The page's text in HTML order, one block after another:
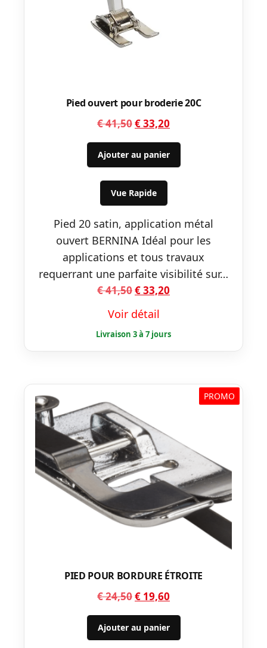
Pied ouvert pour broderie 20C
€41,50Le
prix
initial
était :
€ 41,50.
€33,20
prix
actuel
est :
Ajouter au panier
Vue Rapide
Pied 20 satin, application métal
ouvert BERNINA Idéal pour les
applications et tous travaux
requerrant une parfaite visibilité sur…
€41,50Le
initial
était :
€ 41,50.
€33,20
est :
€ 33,20.
Voir détail
PROMO
PIED POUR BORDURE ÉTROITE
€24,50Le
prix
initial
était :
€ 19,60
prix
actuel
est :
Ajouter au panier